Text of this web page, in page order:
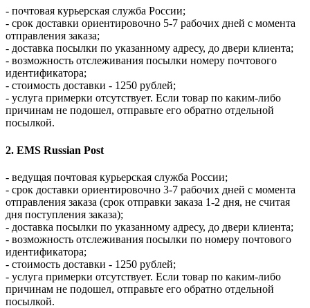
- почтовая курьерская служба России;
- срок доставки ориентировочно 5-7 рабочих дней с момента
отправления заказа;
- доставка посылки по указанному адресу, до двери клиента;
- возможность отслеживания посылки номеру почтового
идентификатора;
- стоимость доставки - 1250 рублей;
- услуга примерки отсутствует. Если товар по каким-либо
причинам не подошел, отправьте его обратно отдельной
посылкой.
2. EMS Russian Post
- ведущая почтовая курьерская служба России;
- срок доставки ориентировочно 3-7 рабочих дней с момента
отправления заказа (срок отправки заказа 1-2 дня, не считая
дня поступления заказа);
- доставка посылки по указанному адресу, до двери клиента;
- возможность отслеживания посылки по номеру почтового
идентификатора;
- стоимость доставки - 1250 рублей;
- услуга примерки отсутствует. Если товар по каким-либо
причинам не подошел, отправьте его обратно отдельной
посылкой.